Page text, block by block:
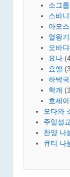
소그
스바냐
아모스
열왕
오바댜
요나
요엘
하박국
학개
호세아
오타와
주일설교
찬양 나
큐티 나